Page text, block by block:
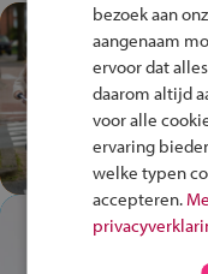
bezoek aan
aangenaam
ervoor dat
daarom altijd
voor alle
ervaring
welke typen
accepteren.